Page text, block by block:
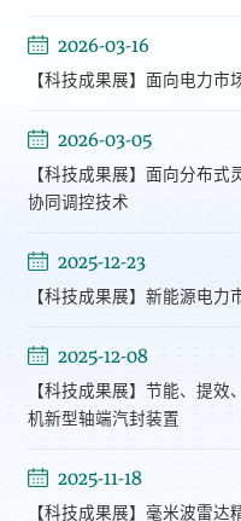
2026-03-16
【科技成果展】面向电力
2026-03-05
【科技成果展】面向分布
协同调控技术
2025-12-23
【科技成果展】新能源电力
2025-12-08
【科技成果展】节能、提
机新型轴端汽封装置
2025-11-18
【科技成果展】毫米波雷